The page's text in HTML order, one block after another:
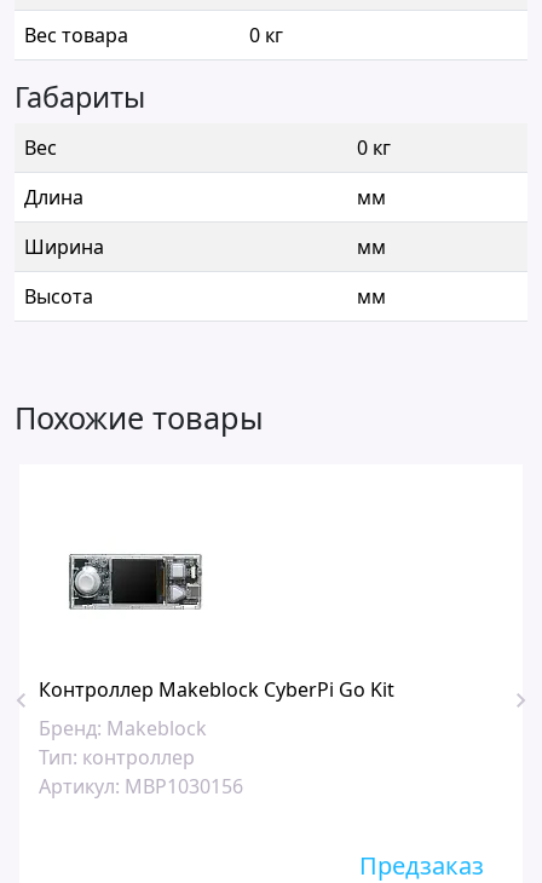
Вес товара 0 кг
Габариты
Вес
0 кг
Длина
мм
Ширина
мм
Высота
мм
Похожие товары
Контроллер Makeblock CyberPi Go Kit
Бренд: Makeblock
Тип: контроллер
Артикул: MBP1030156
Предзаказ